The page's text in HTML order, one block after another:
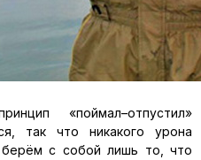
«поймал–отпустил»
так что никакого урона
с собой лишь то, что